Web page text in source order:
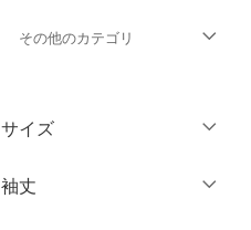
その他のカテゴリ
パンツ
ワンピース・ドレス
サイズ
ウェア（S/M/L）
袖丈